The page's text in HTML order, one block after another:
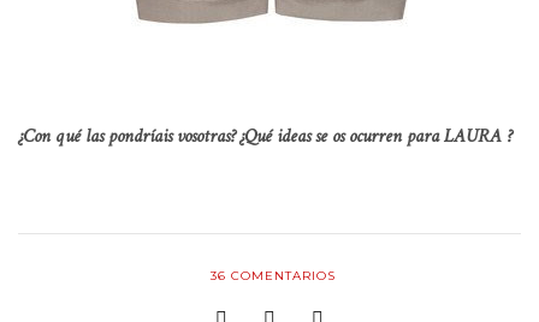
¿Con qué las pondríais vosotras?¿Qué ideas se os ocurren para LAURA ?
36 COMENTARIOS